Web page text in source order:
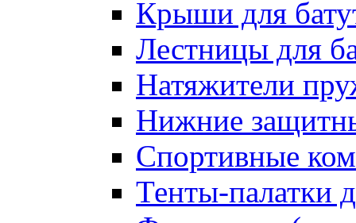
Крыши для
Лестницы для
Натяжители
Нижние
Спортивные
Тенты-палатки